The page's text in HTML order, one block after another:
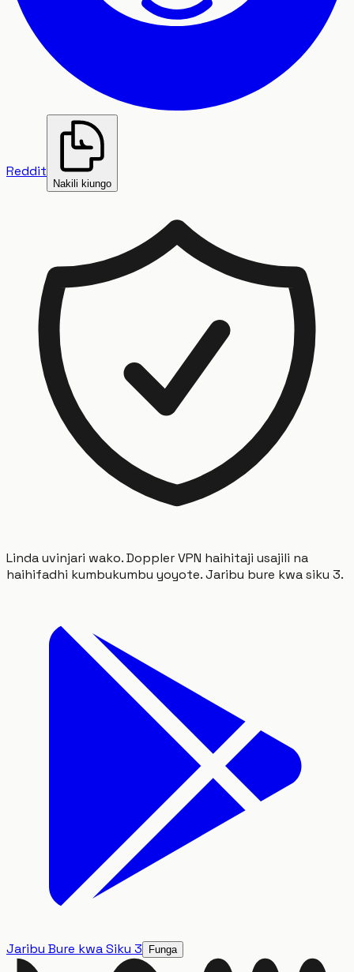
Reddit
Nakili kiungo
Linda uvinjari wako. Doppler VPN haihitaji usajili na
haihifadhi kumbukumbu yoyote. Jaribu bure kwa siku 3.
Jaribu Bure kwa Siku 3 Funga